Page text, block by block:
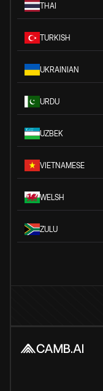
THAI
TURKISH
UKRAINIAN
URDU
UZBEK
VIETNAMESE
WELSH
ZULU